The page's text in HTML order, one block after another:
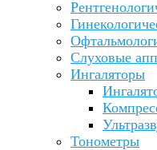
Слуховые
Ингаляторы
Тонометры